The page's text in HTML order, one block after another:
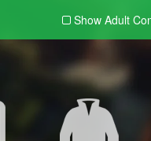
Show Adult